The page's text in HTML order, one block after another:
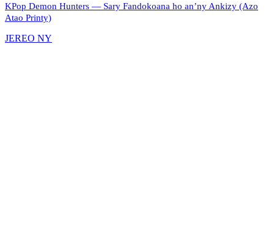
KPop Demon Hunters — Sary Fandokoana ho an’ny Ankizy (Azo
Atao Printy)
JEREO NY